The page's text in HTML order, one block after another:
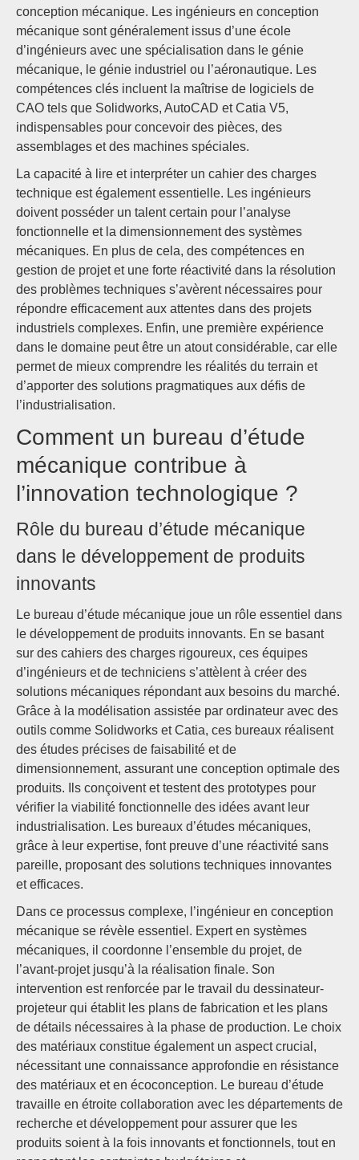
conception mécanique. Les ingénieurs en conception
mécanique sont généralement issus d’une école
d’ingénieurs avec une spécialisation dans le génie
mécanique, le génie industriel ou l’aéronautique. Les
compétences clés incluent la maîtrise de logiciels de
CAO tels que Solidworks, AutoCAD et Catia V5,
indispensables pour concevoir des pièces, des
assemblages et des machines spéciales.
La capacité à lire et interpréter un cahier des charges
technique est également essentielle. Les ingénieurs
doivent posséder un talent certain pour l’analyse
fonctionnelle et la dimensionnement des systèmes
mécaniques. En plus de cela, des compétences en
gestion de projet et une forte réactivité dans la résolution
des problèmes techniques s’avèrent nécessaires pour
répondre efficacement aux attentes dans des projets
industriels complexes. Enfin, une première expérience
dans le domaine peut être un atout considérable, car elle
permet de mieux comprendre les réalités du terrain et
d’apporter des solutions pragmatiques aux défis de
l’industrialisation.
Comment un bureau d’étude
mécanique contribue à
l’innovation technologique ?
Rôle du bureau d’étude mécanique
dans le développement de produits
innovants
Le bureau d’étude mécanique joue un rôle essentiel dans
le développement de produits innovants. En se basant
sur des cahiers des charges rigoureux, ces équipes
d’ingénieurs et de techniciens s’attèlent à créer des
solutions mécaniques répondant aux besoins du marché.
Grâce à la modélisation assistée par ordinateur avec des
outils comme Solidworks et Catia, ces bureaux réalisent
des études précises de faisabilité et de
dimensionnement, assurant une conception optimale des
produits. Ils conçoivent et testent des prototypes pour
vérifier la viabilité fonctionnelle des idées avant leur
industrialisation. Les bureaux d’études mécaniques,
grâce à leur expertise, font preuve d’une réactivité sans
pareille, proposant des solutions techniques innovantes
et efficaces.
Dans ce processus complexe, l’ingénieur en conception
mécanique se révèle essentiel. Expert en systèmes
mécaniques, il coordonne l’ensemble du projet, de
l’avant-projet jusqu’à la réalisation finale. Son
intervention est renforcée par le travail du dessinateur-
projeteur qui établit les plans de fabrication et les plans
de détails nécessaires à la phase de production. Le choix
des matériaux constitue également un aspect crucial,
nécessitant une connaissance approfondie en résistance
des matériaux et en écoconception. Le bureau d’étude
travaille en étroite collaboration avec les départements de
recherche et développement pour assurer que les
produits soient à la fois innovants et fonctionnels, tout en